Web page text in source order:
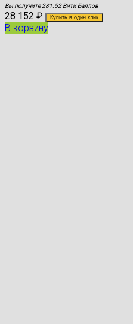
Вы получите 281.52 Вити Баллов
28 152 ₽ Купить в один клик
В корзину